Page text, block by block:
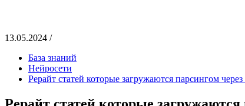
13.05.2024 /
База знаний
Нейросети
Рерайт статей которые загружаются парсингом